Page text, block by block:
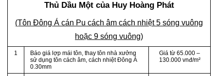
Thủ Dầu Một của Huy Hoàng Phát
(Tôn Đông Á cán Pu cách âm cách nhiệt 5 sóng vuông
hoặc 9 sóng vuông)
1
Báo giá lợp mái tôn, thay tôn nhà xưởng
sử dụng tôn cách âm, cách nhiệt Đông Á
0.30mm
Giá từ 65.000 –
130.000 vnđ/m²